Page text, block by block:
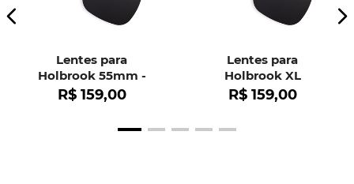
Lentes para
Holbrook 55mm -
OO9102
R$ 159,00
Lentes para
Holbrook XL
R$ 159,00